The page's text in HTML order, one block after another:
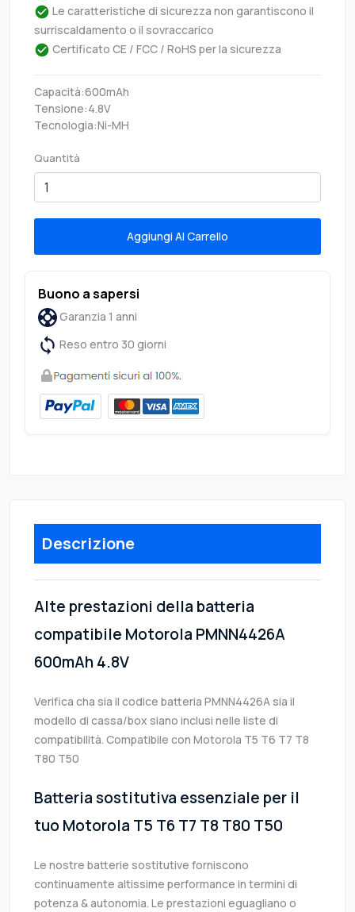
Le caratteristiche di sicurezza non garantiscono il
surriscaldamento o il sovraccarico
Certificato CE / FCC / RoHS per la sicurezza
Capacità:600mAh
Tensione:4.8V
Tecnologia:Ni-MH
Quantità
Aggiungi Al Carrello
Buono a sapersi
Garanzia 1 anni
Reso entro 30 giorni
Descrizione
Alte prestazioni della batteria
compatibile Motorola PMNN4426A
600mAh 4.8V
Verifica cha sia il codice batteria PMNN4426A sia il
modello di cassa/box siano inclusi nelle liste di
compatibilità. Compatibile con Motorola T5 T6 T7 T8
T80 T50
Batteria sostitutiva essenziale per il
tuo Motorola T5 T6 T7 T8 T80 T50
Le nostre batterie sostitutive forniscono
continuamente altissime performance in termini di
potenza & autonomia. Le prestazioni eguagliano o